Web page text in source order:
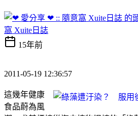
窩 Xuite日誌
15年前
2011-05-19 12:36:57
這幾年健康
食品蔚為風